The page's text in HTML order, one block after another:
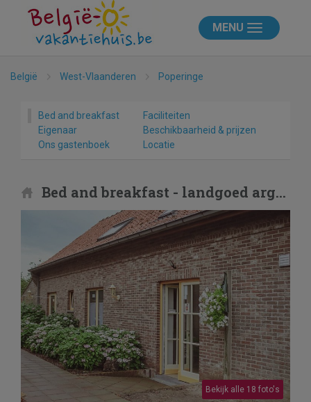
MENU
België West-Vlaanderen Poperinge
Bed and breakfast
Faciliteiten
Eigenaar
Beschikbaarheid & prijzen
Ons gastenboek
Locatie
Bed and breakfast - landgoed argiliere
Bekijk alle 18 foto's